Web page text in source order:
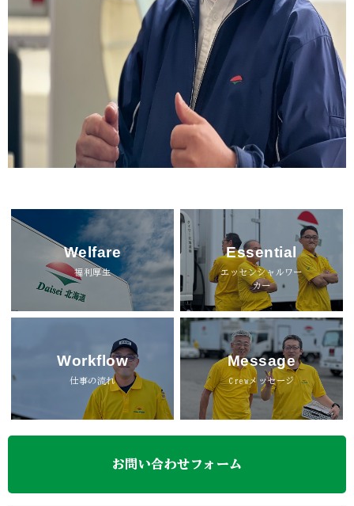
Welfare
福利厚生
Essential
エッセンシャルワー
カー
Workflow
仕事の流れ
Message
Crewメッセージ
お問い合わせフォーム